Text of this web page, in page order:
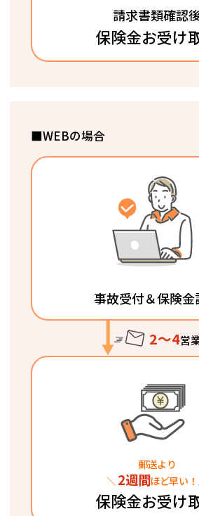
請求書類確認
保険金お受け
■WEBの場合
事故受付＆保険金
2～4営
郵送より
＼ 2週間ほど早い
保険金お受け